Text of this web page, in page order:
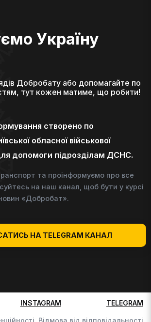
Україну
Добробату або допомагайте по
тут кожен матиме, що робити!
створено по
обласної військової
допомоги підрозділам ДСНС.
та проінформуємо про все
на наш канал, щоб бути у курсі
новин «Добробат».
НА TELEGRAM КАНАЛ
INSTAGRAM TELEGRAM
Відмова від відповідальності